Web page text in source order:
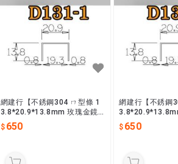
網建行【不銹鋼304 ㄇ型條 1
3.8*20.9*13.8mm 玫瑰金鏡
面】長2440mm 收邊條 封邊
條 現貨供應
650
網建行【不銹鋼
長2440mm 收邊條 封邊條 現
貨供應
650